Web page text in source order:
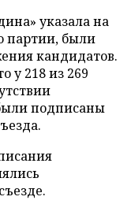
указала на
партии, были
кандидатов.
у 218 из 269
подписаны